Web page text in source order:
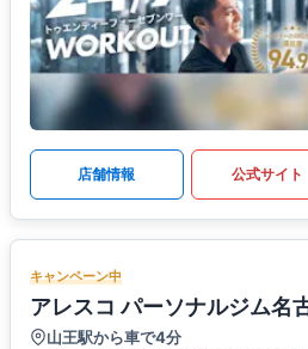
店舗情報 公式サイト
キャンペーン中
アレスコ パーソナルジム名
山王駅から車で4分